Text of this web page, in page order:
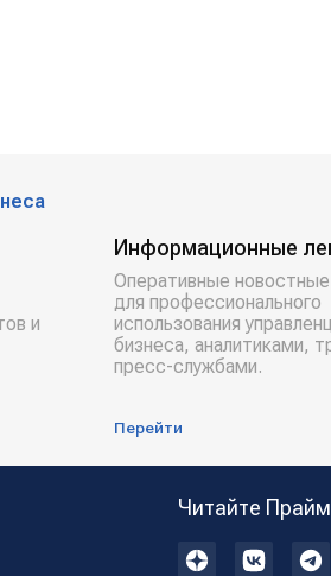
и
Информационные
Оперативные
для профессионального
использования
бизнеса, аналитиками,
пресс-службами.
Перейти
Читайте